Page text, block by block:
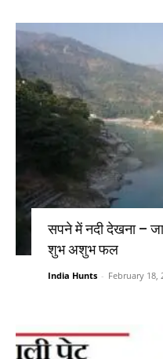
सपने में नदी देखना –
शुभ अशुभ फल
India Hunts - February 18,